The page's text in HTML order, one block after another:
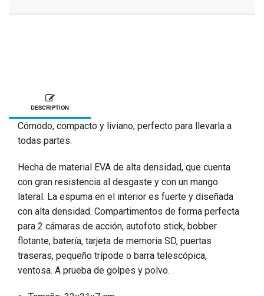
DESCRIPTION
Cómodo, compacto y liviano, perfecto para llevarla a
todas partes.
Hecha de material EVA de alta densidad, que cuenta
con gran resistencia al desgaste y con un mango
lateral. La espuma en el interior es fuerte y diseñada
con alta densidad. Compartimentos de forma perfecta
para 2 cámaras de acción, autofoto stick, bobber
flotante, batería, tarjeta de memoria SD, puertas
traseras, pequeño trípode o barra telescópica,
ventosa. A prueba de golpes y polvo.